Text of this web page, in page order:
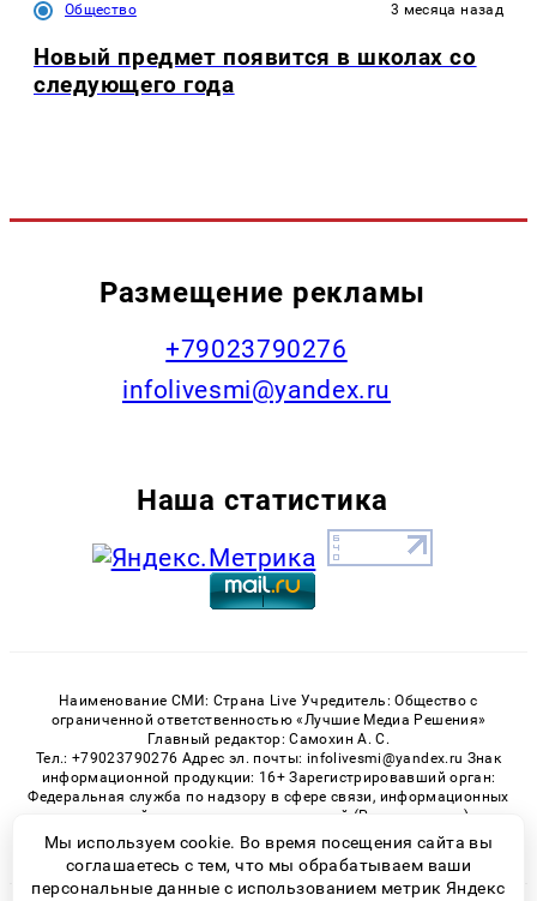
Общество 3 месяца назад
Новый предмет появится в школах со
следующего года
Размещение рекламы
+79023790276
infolivesmi@yandex.ru
Наша статистика
Наименование СМИ: Страна Live Учредитель: Общество с
ограниченной ответственностью «Лучшие Медиа Решения»
Главный редактор: Самохин А. С.
Тел.: +79023790276 Адрес эл. почты: infolivesmi@yandex.ru Знак
информационной продукции: 16+ Зарегистрировавший орган:
Федеральная служба по надзору в сфере связи, информационных
технологий и массовых коммуникаций (Роскомнадзор)
Регистрационный номер СМИ ЭЛ № ФС 77 - 82538 от 21.01.2022
Мы используем cookie. Во время посещения сайта вы
соглашаетесь с тем, что мы обрабатываем ваши
персональные данные с использованием метрик Яндекс